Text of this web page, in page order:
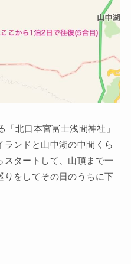
北口本宮冨士浅間神社」
ンドと山中湖の中間くら
スタートして、山頂まで一
りをしてその日のうちに下